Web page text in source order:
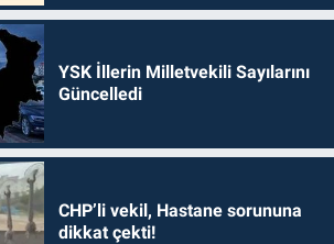
YSK İllerin Milletvekili Sayılarını
Güncelledi
CHP’li vekil, Hastane sorununa
dikkat çekti!